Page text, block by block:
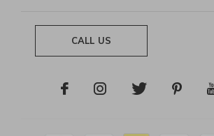
CALL US